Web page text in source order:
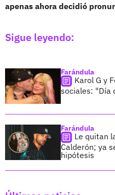
apenas ahora decidió
Sigue leyendo:
Farándula
Karol G y
sociales: "Día
Farándula
Le quitan
Calderón; ya
hipótesis